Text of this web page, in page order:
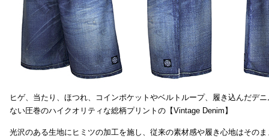
ヒゲ、当たり、ほつれ、コインポケットやベルトループ、履き込んだデ
ない圧巻のハイクオリティな総柄プリントの【Vintage Denim】
光沢のある生地にヒミツの加工を施し、従来の素材感や履き心地はそのま